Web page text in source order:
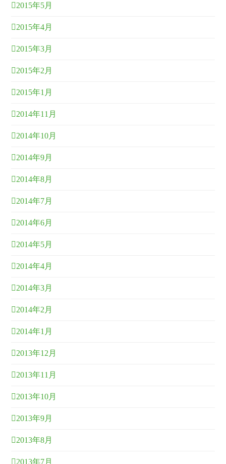
2015年5月
2015年4月
2015年3月
2015年2月
2015年1月
2014年11月
2014年10月
2014年9月
2014年8月
2014年7月
2014年6月
2014年5月
2014年4月
2014年3月
2014年2月
2014年1月
2013年12月
2013年11月
2013年10月
2013年9月
2013年8月
2013年7月